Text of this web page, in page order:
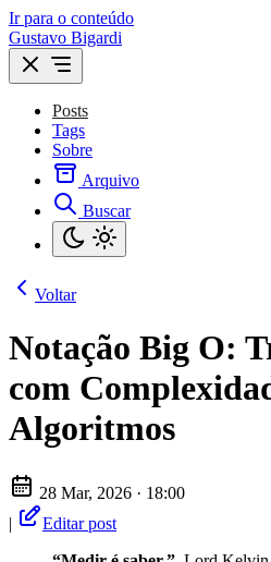
Ir para o conteúdo
Gustavo Bigardi
Posts
Tags
Sobre
Arquivo
Buscar
Voltar
Notação Big O:
com
Algoritmos
28 Mar, 2026 · 18:00
|
Editar post